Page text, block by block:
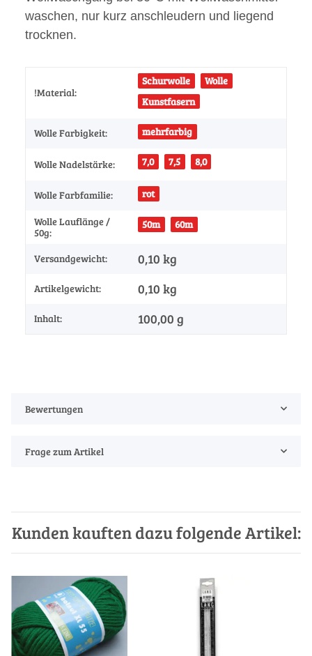
waschen, nur kurz anschleudern und liegend
trocknen.
!Material:
Schurwolle
Wolle
Kunstfasern
Wolle Farbigkeit: mehrfarbig
Wolle Nadelstärke: 7,0 7,5 8,0
Wolle Farbfamilie: rot
Wolle Lauflänge /
50g:
50m 60m
Versandgewicht: 0,10 kg
Artikelgewicht: 0,10 kg
Inhalt: 100,00 g
Bewertungen
Frage zum Artikel
Kunden kauften dazu folgende Artikel: